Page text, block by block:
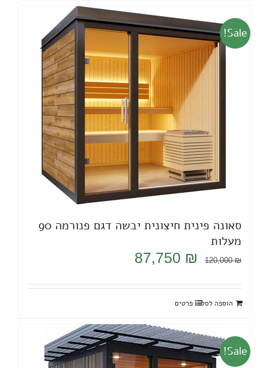
Sale!
סאונה פינית חיצונית יבשה דגם פנורמה 90
מעלות
120,000₪
המחיר
היה:
120,000 ₪.
87,750 ₪
המחיר
הוא:
הוספה לסל פרטים
Sale!